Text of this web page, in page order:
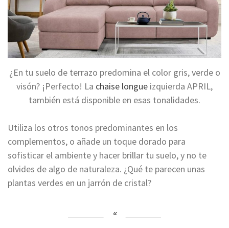
¿En tu suelo de terrazo predomina el color gris, verde o
visón? ¡Perfecto! La chaise longue izquierda APRIL,
también está disponible en esas tonalidades.
Utiliza los otros tonos predominantes en los
complementos, o añade un toque dorado para
sofisticar el ambiente y hacer brillar tu suelo, y no te
olvides de algo de naturaleza. ¿Qué te parecen unas
plantas verdes en un jarrón de cristal?